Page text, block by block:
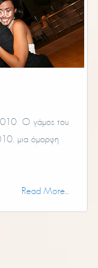
Ο γάμος του
μια όμορφη
Read More...